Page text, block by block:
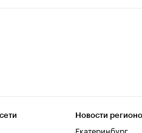
Новости
Екатеринбург